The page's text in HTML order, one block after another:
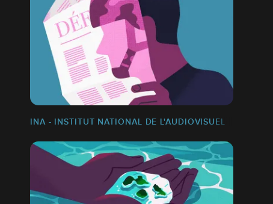
INA - INSTITUT NATIONAL DE L'AUDIOVISUEL